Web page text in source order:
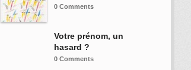
0 Comments
Votre prénom, un
hasard ?
0 Comments